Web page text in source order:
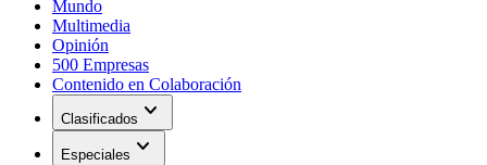
Mundo
Multimedia
Opinión
500 Empresas
Contenido en Colaboración
Clasificados expand_more
Especiales expand_more